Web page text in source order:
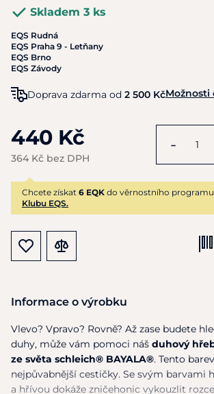
Skladem 3 ks
EQS Rudná
EQS Praha 9 - Letňany
EQS Brno
EQS Závody
Doprava zdarma od 2 500 KčMožnosti
440 Kč
364 Kč bez DPH
-
Chcete získat 6 EQK do věrnostního programu
Klubu EQS.
Informace o výrobku
Vlevo? Vpravo? Rovně? Až zase budete
duhy, může vám pomoci náš duhový
ze světa schleich® BAYALA®. Tento
nejpůvabnější cestičky. Se svým barvami
a hřívou dokáže zničehonic vykouzlit